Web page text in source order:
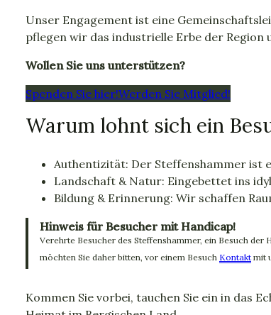
Unser Engagement ist eine
pflegen wir das industrielle Erbe der Region
Wollen Sie uns unterstützen?
Spenden Sie hier!Werden Sie Mitglied!
Warum lohnt sich ein
Authentizität: Der Steffenshammer ist
Landschaft & Natur: Eingebettet ins
Bildung & Erinnerung: Wir schaffen
Hinweis für Besucher mit Handicap!
Verehrte Besucher des Steffenshammer, ein Besuch
möchten Sie daher bitten, vor einem Besuch Kontakt mit
Kommen Sie vorbei, tauchen Sie ein in das